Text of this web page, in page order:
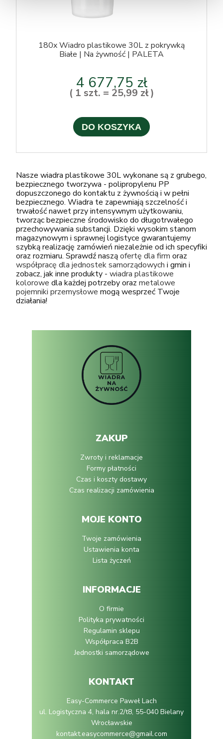
180x Wiadro plastikowe 30L z pokrywką
Białe | Na żywność | PALETA
4 677,75 zł
( 1 szt. = 25,99 zł )
DO KOSZYKA
Nasze wiadra plastikowe 30L wykonane są z grubego,
bezpiecznego tworzywa - polipropylenu PP
dopuszczonego do kontaktu z żywnością i w pełni
bezpiecznego. Wiadra te zapewniają szczelność i
trwałość nawet przy intensywnym użytkowaniu,
tworząc bezpieczne środowisko do długotrwałego
przechowywania substancji. Dzięki wysokim stanom
magazynowym i sprawnej logistyce gwarantujemy
szybką realizację zamówień niezależnie od ich specyfiki
oraz rozmiaru. Sprawdź nasząofertę dla firm oraz
współpracę dla jednostek samorządowych i gmin i
zobacz, jak inne produkty - wiadra plastikowe
kolorowe dla każdej potrzeby oraz metalowe
pojemniki przemysłowe mogą wesprzeć Twoje
działania!
ZAKUP
Zwroty i reklamacje
Formy płatności
Czas i koszty dostawy
Czas realizacji zamówienia
MOJE KONTO
Twoje zamówienia
Ustawienia konta
Lista życzeń
INFORMACJE
O firmie
Polityka prywatności
Regulamin sklepu
Współpraca B2B
Jednostki samorządowe
KONTAKT
Easy-Commerce Paweł Lach
ul. Logistyczna 4, hala nr.2/t8, 55-040 Bielany
Wrocławskie
kontakt.easycommerce@gmail.com